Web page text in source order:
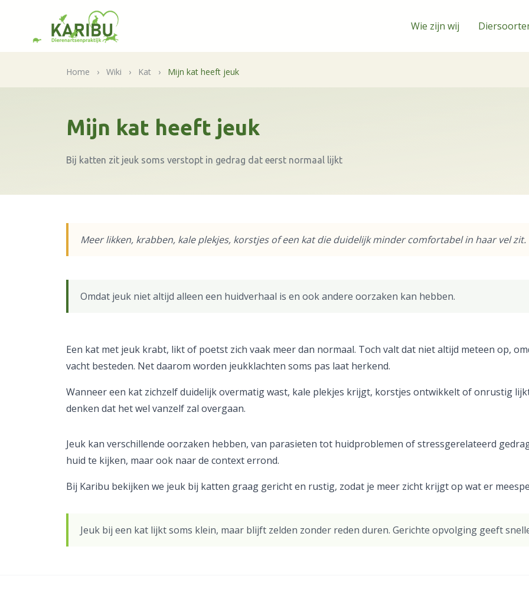
Wie zijn wij
Home › Wiki › Kat › Mijn kat heeft jeuk
Mijn kat heeft jeuk
Bij katten zit jeuk soms verstopt in gedrag dat eerst normaal lijkt
Meer likken, krabben, kale plekjes, korstjes of een kat die duidelijk minder comfortabel in haar vel zit.
Omdat jeuk niet altijd alleen een huidverhaal is en ook andere oorzaken kan hebben.
Een kat met jeuk krabt, likt of poetst zich vaak meer dan normaal. Toch valt dat niet altijd meteen op,
vacht besteden. Net daarom worden jeukklachten soms pas laat herkend.
Wanneer een kat zichzelf duidelijk overmatig wast, kale plekjes krijgt, korstjes ontwikkelt of onrustig
denken dat het wel vanzelf zal overgaan.
Jeuk kan verschillende oorzaken hebben, van parasieten tot huidproblemen of stressgerelateerd
huid te kijken, maar ook naar de context errond.
Bij Karibu bekijken we jeuk bij katten graag gericht en rustig, zodat je meer zicht krijgt op wat er
Jeuk bij een kat lijkt soms klein, maar blijft zelden zonder reden duren. Gerichte opvolging geeft